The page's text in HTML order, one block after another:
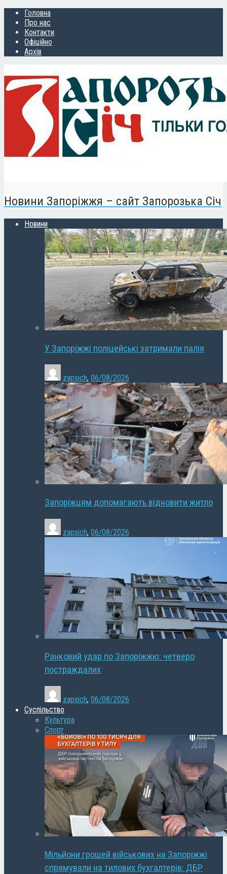
Головна
Про нас
Контакти
Офіційно
Архів
Новини Запоріжжя – сайт Запорозька Січ
Новини
У Запоріжжі поліцейські затримали палія
zapsich, 06/08/2026
Запоріжцям допомагають відновити житло
zapsich, 06/08/2026
Ранковий удар по Запоріжжю: четверо
постраждалих
zapsich, 06/08/2026
Суспільство
Культура
Спорт
Мільйони грошей військових на Запоріжжі
спрямували на тилових бухгалтерів: ДБР